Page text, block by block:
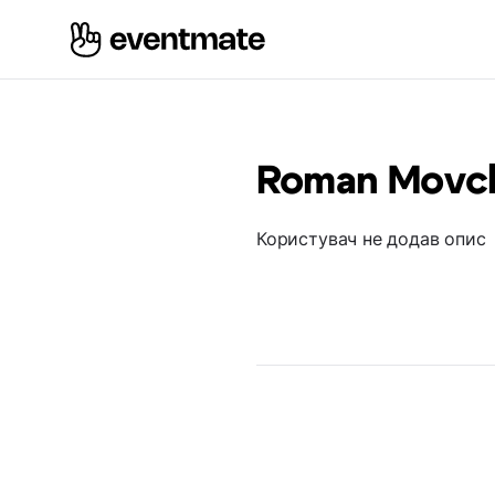
Roman
Користувач не додав опис